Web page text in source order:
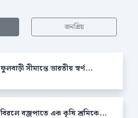
জনপ্রিয়
ফুলবাড়ী সীমান্তে ভারতীয় স্বর্ণ...
বিরলে বজ্রপাতে এক কৃষি শ্রমিকে...